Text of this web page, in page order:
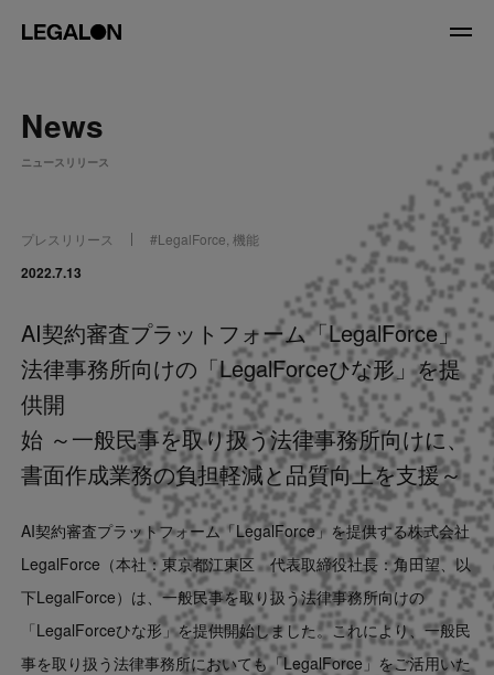
About
Service
News
Recruit
LegalOn Now
Contact
US website
News
ニュースリリース
プレスリリース #LegalForce ,機能
2022.7.13
AI契約審査プラットフォーム「LegalForce」
法律事務所向けの「LegalForceひな形」を提
供開
始 ～一般民事を取り扱う法律事務所向けに、
書面作成業務の負担軽減と品質向上を支援～
AI契約審査プラットフォーム「LegalForce」を提供する株式会社
LegalForce（本社：東京都江東区 代表取締役社長：角田望、以
下LegalForce）は、一般民事を取り扱う法律事務所向けの
「LegalForceひな形」を提供開始しました。これにより、一般民
事を取り扱う法律事務所においても「LegalForce」をご活用いた